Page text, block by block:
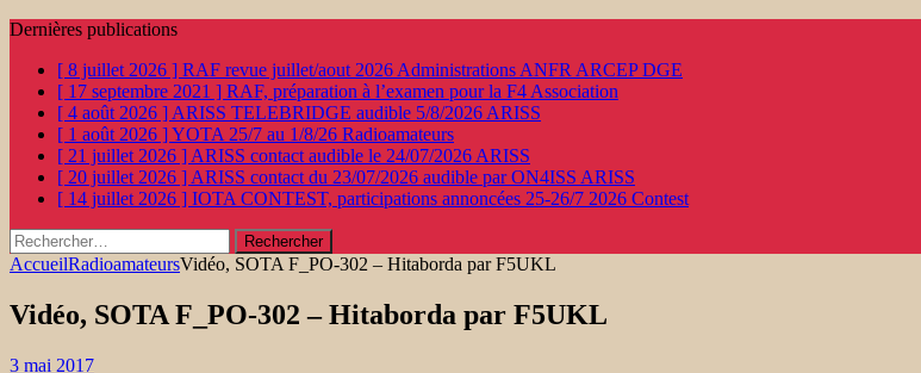
Dernières publications
[ 8 juillet 2026 ] RAF revue juillet/aout 2026 Administrations ANFR ARCEP DGE
[ 17 septembre 2021 ] RAF, préparation à l’examen pour la F4 Association
[ 4 août 2026 ] ARISS TELEBRIDGE audible 5/8/2026 ARISS
[ 1 août 2026 ]YOTA 25/7 au 1/8/26 Radioamateurs
[ 21 juillet 2026 ] ARISS contact audible le 24/07/2026 ARISS
[ 20 juillet 2026 ] ARISS contact du 23/07/2026 audible par ON4ISS ARISS
[ 14 juillet 2026 ] IOTA CONTEST, participations annoncées 25-26/7 2026 Contest
Rechercher :
AccueilRadioamateursVidéo, SOTA F_PO-302 – Hitaborda par F5UKL
Vidéo, SOTA F_PO-302 – Hitaborda par F5UKL
3 mai 2017